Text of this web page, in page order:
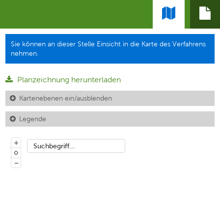
Sie können an dieser Stelle Einsicht in die Karte des Verfahrens
nehmen.
Planzeichnung herunterladen
Kartenebenen ein/ausblenden
Legende
Suchbegriff...
+
o
−